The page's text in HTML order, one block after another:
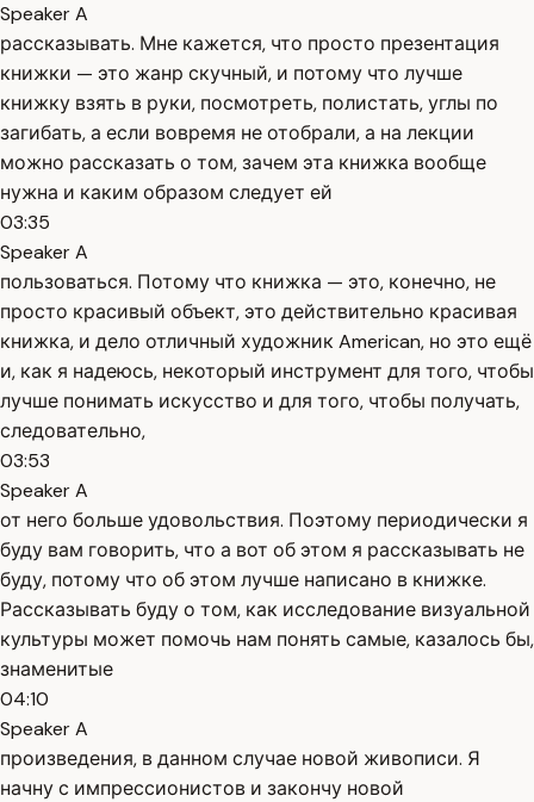
Speaker A
рассказывать. Мне кажется, что просто презентация
книжки — это жанр скучный, и потому что лучше
книжку взять в руки, посмотреть, полистать, углы по
загибать, а если вовремя не отобрали, а на лекции
можно рассказать о том, зачем эта книжка вообще
нужна и каким образом следует ей
03:35
Speaker A
пользоваться. Потому что книжка — это, конечно, не
просто красивый объект, это действительно красивая
книжка, и дело отличный художник American, но это ещё
и, как я надеюсь, некоторый инструмент для того, чтобы
лучше понимать искусство и для того, чтобы получать,
следовательно,
03:53
Speaker A
от него больше удовольствия. Поэтому периодически я
буду вам говорить, что а вот об этом я рассказывать не
буду, потому что об этом лучше написано в книжке.
Рассказывать буду о том, как исследование визуальной
культуры может помочь нам понять самые, казалось бы,
знаменитые
04:10
Speaker A
произведения, в данном случае новой живописи. Я
начну с импрессионистов и закончу новой